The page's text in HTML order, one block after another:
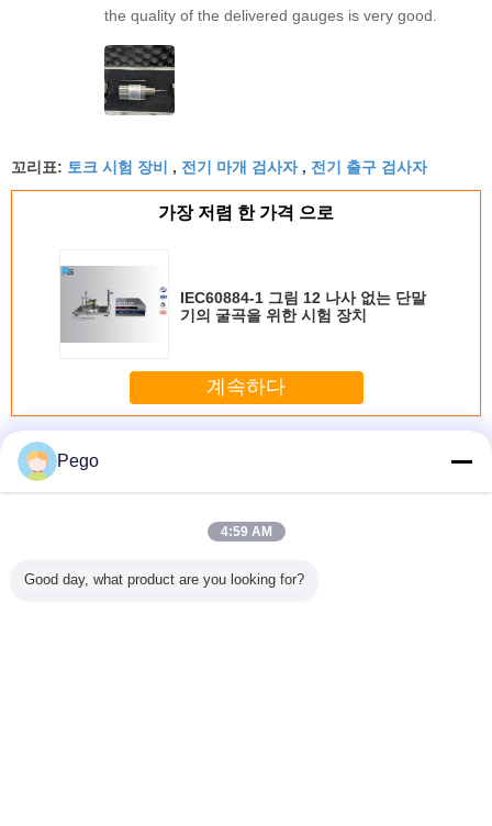
the quality of the delivered gauges is very good.
꼬리표: 토크 시험 장비 , 전기 마개 검사자, 전기 출구 검사자
가장 저렴 한 가격 으로
IEC60884-1 그림 12 나사 없는 단말
기의 굴곡을 위한 시험 장치
계속하다
더 많은 것
기를
숫자
직접적인 플러그
접속식 장비를 위
넘어지는 배럴 마
개 소켓 검사자 스
Pego
4:59 AM
Good day, what product are you looking for?